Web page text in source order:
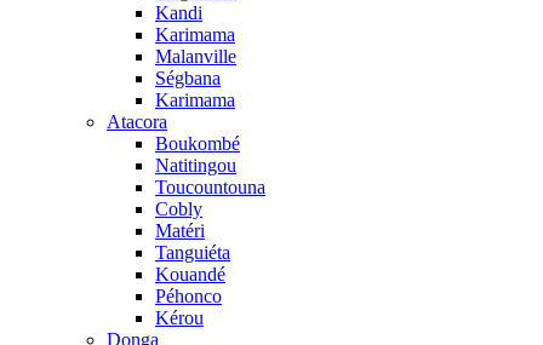
Kandi
Karimama
Malanville
Ségbana
Karimama
Atacora
Boukombé
Natitingou
Toucountouna
Cobly
Matéri
Tanguiéta
Kouandé
Péhonco
Kérou
Donga